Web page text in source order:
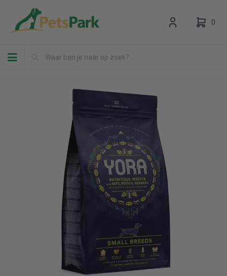
Toggle navigation
0
Uw winkelwagen is leeg.
Vul hem met producten.